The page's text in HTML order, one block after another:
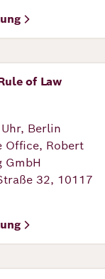
of Law
Berlin
Office, Robert
GmbH
32, 10117